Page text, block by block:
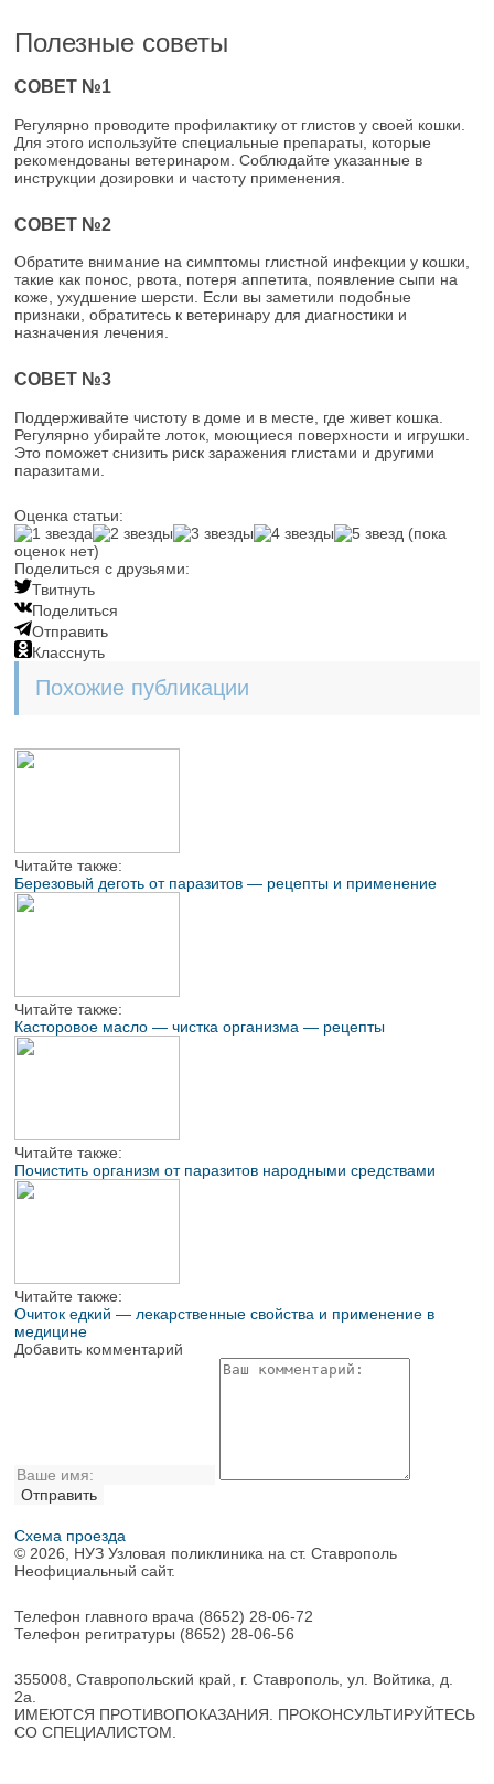
Полезные советы
СОВЕТ №1
Регулярно проводите профилактику от глистов у своей кошки.
Для этого используйте специальные препараты, которые
рекомендованы ветеринаром. Соблюдайте указанные в
инструкции дозировки и частоту применения.
СОВЕТ №2
Обратите внимание на симптомы глистной инфекции у кошки,
такие как понос, рвота, потеря аппетита, появление сыпи на
коже, ухудшение шерсти. Если вы заметили подобные
признаки, обратитесь к ветеринару для диагностики и
назначения лечения.
СОВЕТ №3
Поддерживайте чистоту в доме и в месте, где живет кошка.
Регулярно убирайте лоток, моющиеся поверхности и игрушки.
Это поможет снизить риск заражения глистами и другими
паразитами.
Оценка статьи:
(пока
оценок нет)
Поделиться с друзьями:
Твитнуть
Поделиться
Отправить
Класснуть
Похожие публикации
Читайте также:
Березовый деготь от паразитов — рецепты и применение
Читайте также:
Касторовое масло — чистка организма — рецепты
Читайте также:
Почистить организм от паразитов народными средствами
Читайте также:
Очиток едкий — лекарственные свойства и применение в
медицине
Добавить комментарий
Схема проезда
© 2026, НУЗ Узловая поликлиника на ст. Ставрополь
Неофициальный сайт.
Телефон главного врача (8652) 28-06-72
Телефон регитратуры (8652) 28-06-56
355008, Ставропольский край, г. Ставрополь, ул. Войтика, д.
2а.
ИМЕЮТСЯ ПРОТИВОПОКАЗАНИЯ. ПРОКОНСУЛЬТИРУЙТЕСЬ
СО СПЕЦИАЛИСТОМ.